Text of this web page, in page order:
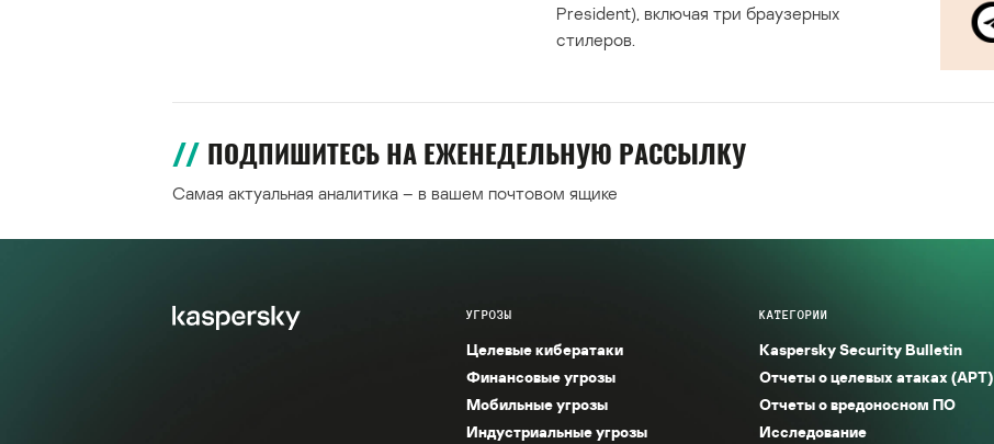
President), включая три браузерных
стилеров.
ПОДПИШИТЕСЬ НА ЕЖЕНЕДЕЛЬНУЮ РАССЫЛКУ
Самая актуальная аналитика – в вашем почтовом ящике
УГРОЗЫ
Целевые кибератаки
Финансовые угрозы
Мобильные угрозы
Индустриальные угрозы
КАТЕГОРИИ
Kaspersky Security Bulletin
Отчеты о целевых атаках (APT)
Отчеты о вредоносном ПО
Исследование